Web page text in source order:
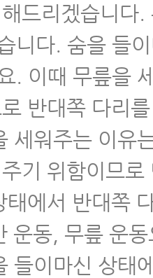
드리겠습니다.
니다. 숨을 들
. 이때 무릎을
반대쪽 다리
세워주는 이유
기 위함이므로
태에서 반대쪽
운동, 무릎 운
들이마신 상태